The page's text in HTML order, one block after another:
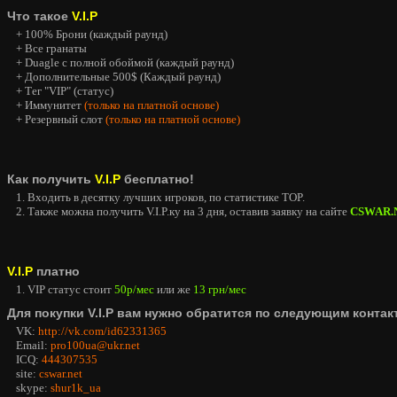
Что такое V.I.P
+ 100% Брони (каждый раунд)
+ Все гранаты
+ Duagle с полной обоймой (каждый раунд)
+ Дополнительные 500$ (Каждый раунд)
+ Тег "VIP" (статус)
+ Иммунитет (только на платной основе)
+ Резервный слот (только на платной основе)
Как получить V.I.P бесплатно!
1. Входить в десятку лучших игроков, по статистике TOP.
2. Также можна получить V.I.P.ку на 3 дня, оставив заявку на сайте
V.I.P платно
1. VIP статус стоит 50р/мес или же 13 грн/мес
Для покупки V.I.P вам нужно обратится по следующим
VK: http://vk.com/id62331365
Email: pro100ua@ukr.net
ICQ: 444307535
site: cswar.net
skype: shur1k_ua